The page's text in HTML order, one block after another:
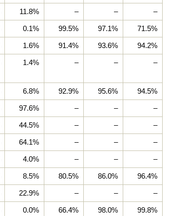
11.8% – – –
0.1% 99.5% 97.1% 71.5%
1.6% 91.4% 93.6% 94.2%
1.4% – – –
6.8% 92.9% 95.6% 94.5%
97.6% – – –
44.5% – – –
64.1% – – –
4.0% – – –
8.5% 80.5% 86.0% 96.4%
22.9% – – –
0.0% 66.4% 98.0% 99.8%